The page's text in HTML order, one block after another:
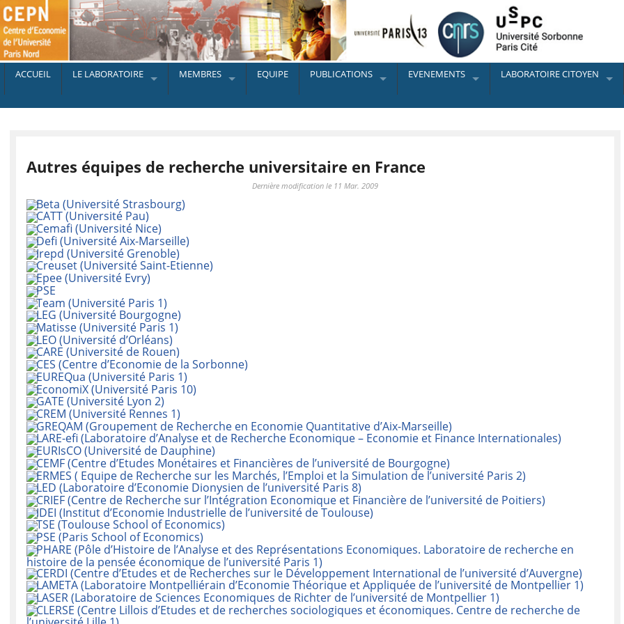
ACCUEIL LE LABORATOIRE MEMBRES EQUIPE PUBLICATIONS EVENEMENTS LABORATOIRE CITOYEN
Autres équipes de recherche universitaire en France
Dernière modification le 11 Mar. 2009
Beta (Université Strasbourg)
CATT (Université Pau)
Cemafi (Université Nice)
Defi (Université Aix-Marseille)
Irepd (Université Grenoble)
Creuset (Université Saint-Etienne)
Epee (Université Evry)
PSE
Team (Université Paris 1)
LEG (Université Bourgogne)
Matisse (Université Paris 1)
LEO (Université d’Orléans)
CARE (Université de Rouen)
CES (Centre d’Economie de la Sorbonne)
EUREQua (Université Paris 1)
EconomiX (Université Paris 10)
GATE (Université Lyon 2)
CREM (Université Rennes 1)
GREQAM (Groupement de Recherche en Economie Quantitative d’Aix-Marseille)
LARE-efi (Laboratoire d’Analyse et de Recherche Economique – Economie et Finance Internationales)
EURIsCO (Université de Dauphine)
CEMF (Centre d’Etudes Monétaires et Financières de l’université de Bourgogne)
ERMES ( Equipe de Recherche sur les Marchés, l’Emploi et la Simulation de l’université Paris 2)
LED (Laboratoire d’Economie Dionysien de l’université Paris 8)
CRIEF (Centre de Recherche sur l’Intégration Economique et Financière de l’université de Poitiers)
IDEI (Institut d’Economie Industrielle de l’université de Toulouse)
TSE (Toulouse School of Economics)
PSE (Paris School of Economics)
PHARE (Pôle d’Histoire de l’Analyse et des Représentations Economiques. Laboratoire de recherche en
histoire de la pensée économique de l’université Paris 1)
CERDI (Centre d’Etudes et de Recherches sur le Développement International de l’université d’Auvergne)
LAMETA (Laboratoire Montpelliérain d’Economie Théorique et Appliquée de l’université de Montpellier 1)
LASER (Laboratoire de Sciences Economiques de Richter de l’université de Montpellier 1)
CLERSE (Centre Lillois d’Etudes et de recherches sociologiques et économiques. Centre de recherche de